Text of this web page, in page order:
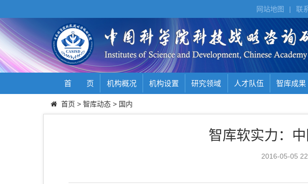
联
|
网站地图
首 页 机构概况 机构设置 研究领域 人才队伍 智库成果
首页 > 智库动态 > 国内
智库软实力：
2016-05-05